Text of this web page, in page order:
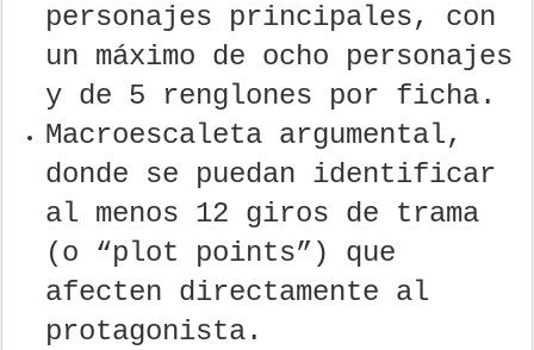
personajes principales, con
un máximo de ocho personajes
y de 5 renglones por ficha.
Macroescaleta argumental,
donde se puedan identificar
al menos 12 giros de trama
(o “plot points”) que
afecten directamente al
protagonista.